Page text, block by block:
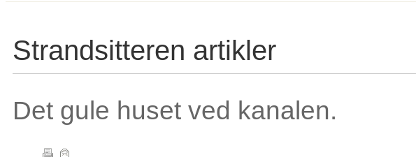
Strandsitteren artikler
Det gule huset ved kanalen.